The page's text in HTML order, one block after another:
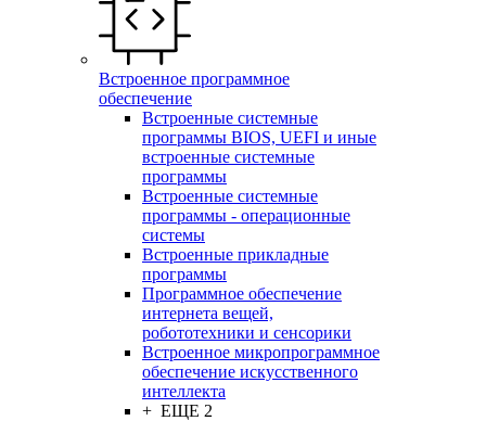
Встроенное программное
обеспечение
Встроенные системные
программы BIOS, UEFI и иные
встроенные системные
программы
Встроенные системные
программы - операционные
системы
Встроенные прикладные
программы
Программное обеспечение
интернета вещей,
робототехники и сенсорики
Встроенное микропрограммное
обеспечение искусственного
интеллекта
+ ЕЩЕ 2